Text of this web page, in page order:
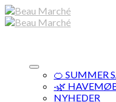
Skip
to
🍊 SUMMER
·🌿
NYHEDER